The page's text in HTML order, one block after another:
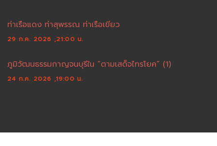
ท่าเรือแดง ท่าสุพรรณ ท่าเรือเขียว
29 ก.ค. 2026 ,21:00 น.
ภูมิวัฒนธรรมกาญจนบุรีใน “ตามเสด็จไทรโยค” (1)
24 ก.ค. 2026 ,19:00 น.